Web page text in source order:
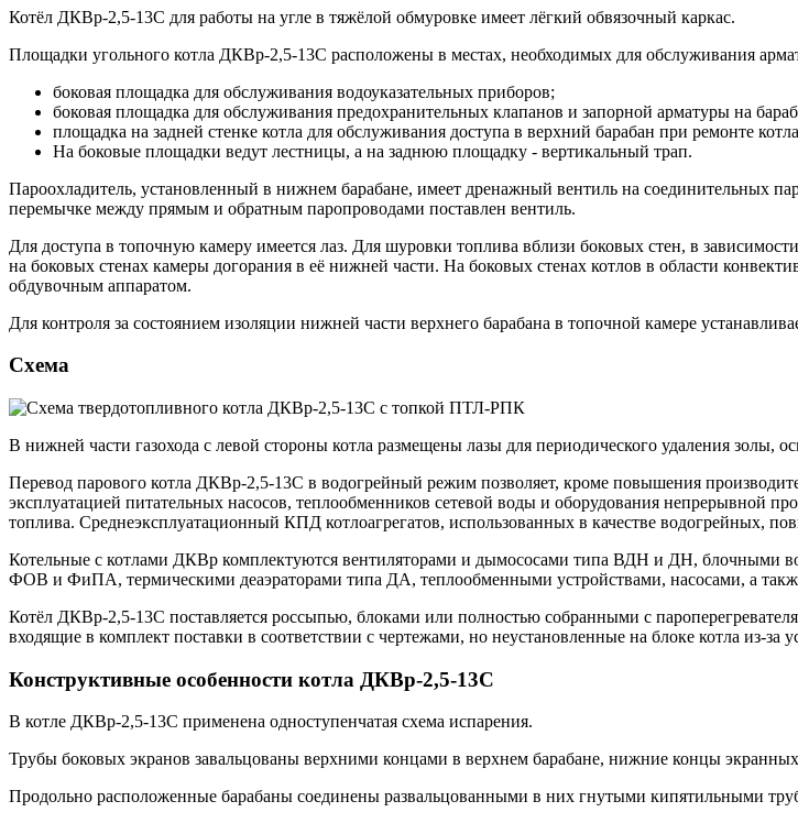
Котёл ДКВр-2,5-13С для работы на угле в тяжёлой обмуровке имеет лёгкий обвязочный каркас.
Площадки угольного котла ДКВр-2,5-13С расположены в местах, необходимых для обслуживания
боковая площадка для обслуживания водоуказательных приборов;
боковая площадка для обслуживания предохранительных клапанов и запорной арматуры на
площадка на задней стенке котла для обслуживания доступа в верхний барабан при ремонте
На боковые площадки ведут лестницы, а на заднюю площадку - вертикальный трап.
Пароохладитель, установленный в нижнем барабане, имеет дренажный вентиль на соединительных
перемычке между прямым и обратным паропроводами поставлен вентиль.
Для доступа в топочную камеру имеется лаз. Для шуровки топлива вблизи боковых стен, в
на боковых стенах камеры догорания в её нижней части. На боковых стенах котлов в области
обдувочным аппаратом.
Для контроля за состоянием изоляции нижней части верхнего барабана в топочной камере
Схема
В нижней части газохода с левой стороны котла размещены лазы для периодического удаления золы,
Перевод парового котла ДКВр-2,5-13С в водогрейный режим позволяет, кроме повышения
эксплуатацией питательных насосов, теплообменников сетевой воды и оборудования непрерывной
топлива. Среднеэксплуатационный КПД котлоагрегатов, использованных в качестве водогрейных,
Котельные с котлами ДКВр комплектуются вентиляторами и дымососами типа ВДН и ДН, блочными
ФОВ и ФиПА, термическими деаэраторами типа ДА, теплообменными устройствами, насосами, а
Котёл ДКВр-2,5-13С поставляется россыпью, блоками или полностью собранными с
входящие в комплект поставки в соответствии с чертежами, но неустановленные на блоке котла из-
Конструктивные особенности котла ДКВр-2,5-13С
В котле ДКВр-2,5-13С применена одноступенчатая схема испарения.
Трубы боковых экранов завальцованы верхними концами в верхнем барабане, нижние концы
Продольно расположенные барабаны соединены развальцованными в них гнутыми кипятильными